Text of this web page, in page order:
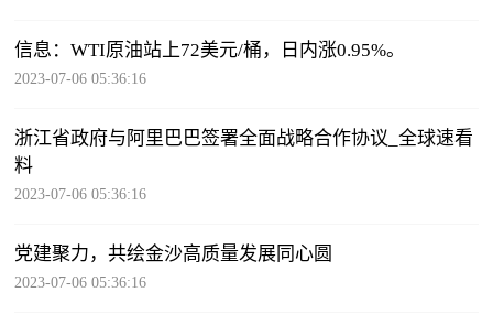
信息：WTI原油站上72美元/桶，日内涨0.95%。
2023-07-06 05:36:16
浙江省政府与阿里巴巴签署全面战略合作协议_全球速看
料
2023-07-06 05:36:16
党建聚力，共绘金沙高质量发展同心圆
2023-07-06 05:36:16